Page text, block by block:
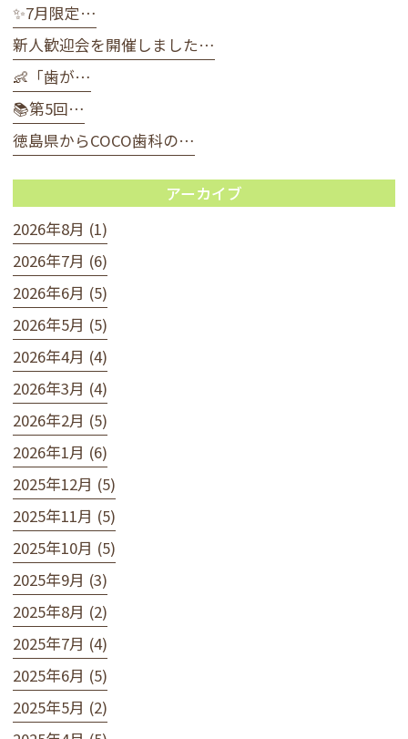
✨7月限定…
新人歓迎会を開催しました…
👶「歯が…
📚第5回…
徳島県からCOCO歯科の…
アーカイブ
2026年8月 (1)
2026年7月 (6)
2026年6月 (5)
2026年5月 (5)
2026年4月 (4)
2026年3月 (4)
2026年2月 (5)
2026年1月 (6)
2025年12月 (5)
2025年11月 (5)
2025年10月 (5)
2025年9月 (3)
2025年8月 (2)
2025年7月 (4)
2025年6月 (5)
2025年5月 (2)